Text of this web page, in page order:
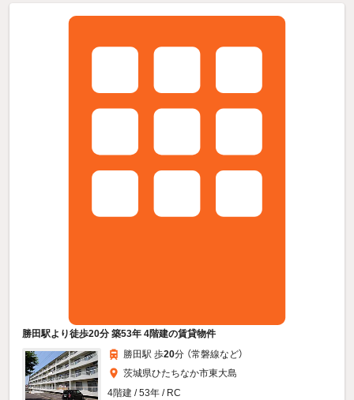
勝田駅より徒歩20分 築53年 4階建の賃貸物件
勝田駅 歩20分 （常磐線など）
茨城県ひたちなか市東大島
4階建 / 53年 / RC